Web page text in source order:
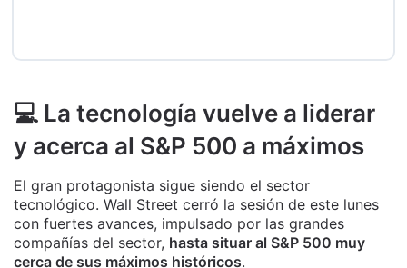
💻 La tecnología vuelve a liderar
y acerca al S&P 500 a máximos
El gran protagonista sigue siendo el sector
tecnológico. Wall Street cerró la sesión de este lunes
con fuertes avances, impulsado por las grandes
compañías del sector, hasta situar al S&P 500 muy
cerca de sus máximos históricos.